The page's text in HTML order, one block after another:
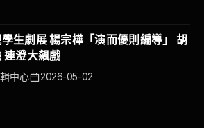
生劇展 楊宗樺「演而優則編導」 胡
連澄大飆戲
中心 2026-05-02